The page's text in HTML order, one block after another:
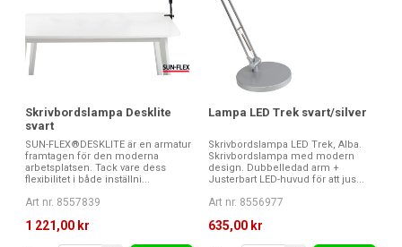
Skrivbordslampa Desklite
svart
SUN-FLEX®DESKLITE är en armatur
framtagen för den moderna
arbetsplatsen. Tack vare dess
flexibilitet i både inställni...
Art nr. 8557839
1 221,00 kr
Lampa LED Trek svart/silver
Skrivbordslampa LED Trek, Alba.
Skrivbordslampa med modern
design. Dubbelledad arm +
Justerbart LED-huvud för att jus...
Art nr. 8556977
635,00 kr